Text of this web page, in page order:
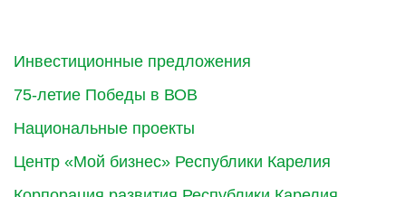
Инвестиционные предложения
75-летие Победы в ВОВ
Национальные проекты
Центр «Мой бизнес» Республики Карелия